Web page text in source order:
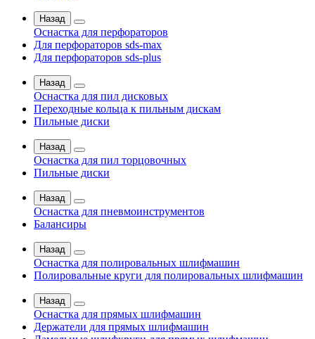
Назад
Оснастка для перфораторов
Для перфораторов sds-max
Для перфораторов sds-plus
Назад
Оснастка для пил дисковых
Переходные кольца к пильным дискам
Пильные диски
Назад
Оснастка для пил торцовочных
Пильные диски
Назад
Оснастка для пневмоинструментов
Балансиры
Назад
Оснастка для полировальных шлифмашин
Полировальные круги для полировальных шлифмашин
Назад
Оснастка для прямых шлифмашин
Держатели для прямых шлифмашин